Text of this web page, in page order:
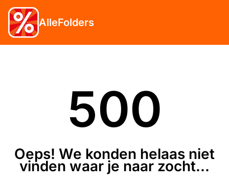
AlleFolders
500
Oeps! We konden helaas niet
vinden waar je naar zocht...